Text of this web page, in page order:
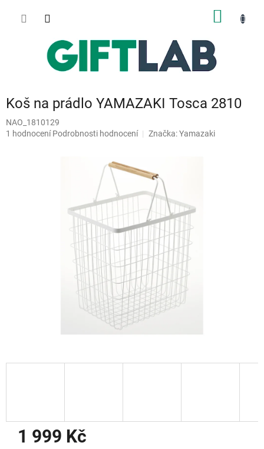
Koš na prádlo YAMAZAKI Tosca 2810
NAO_1810129
Průměrné
1 hodnocení Podrobnosti hodnocení Značka:Yamazaki
1 999 Kč